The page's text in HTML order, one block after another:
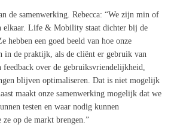
de samenwerking. Rebecca: “We zijn min of
elkaar. Life & Mobility staat dichter bij de
hebben een goed beeld van hoe onze
in de praktijk, als de cliënt er gebruik van
feedback over de gebruiksvriendelijkheid
blijven optimaliseren Dat is niet mogelijk
maakt onze samenwerking mogelijk dat we
testen en waar nodig kunnen
op de markt brengen. ”